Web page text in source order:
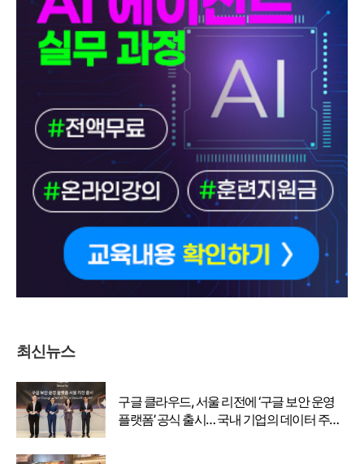
최신뉴스
구글 클라우드, 서울 리전에 ‘구글 보안 운영
플랫폼’ 공식 출시… 국내 기업의 데이터 주권